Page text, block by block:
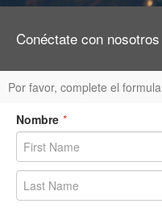
Conéctate con nosotros
Por favor, complete el
Nombre *